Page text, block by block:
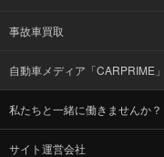
事故車買取
自動車メディア「CARPRIME」
私たちと一緒に働きませんか？
サイト運営会社